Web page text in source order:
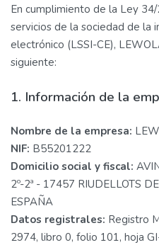
En cumplimiento de la Ley
servicios de la sociedad de la
electrónico (LSSI-CE),
siguiente:
1. Información de la
Nombre de la empresa:
NIF: B55201222
Domicilio social y fiscal:
2º-2ª - 17457 RIUDELLOTS
ESPAÑA
Datos registrales: Registro
2974, libro 0, folio 101, hoja